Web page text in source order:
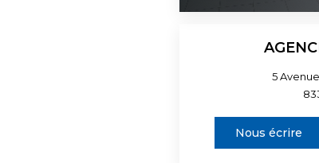
5
Nous écrire